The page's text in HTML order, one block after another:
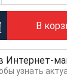
В
Интернет-
узнать